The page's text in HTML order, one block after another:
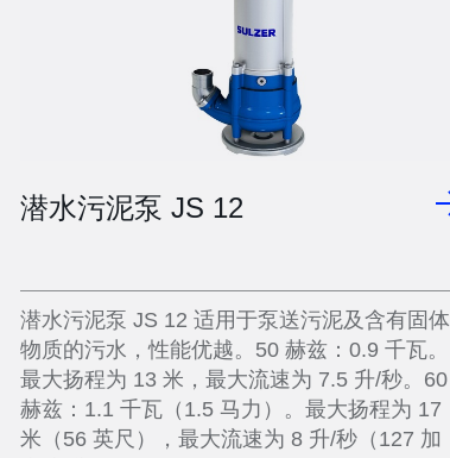
潜水污泥泵 JS 12
潜水污泥泵 JS 12 适用于泵送污泥及含有固体
物质的污水，性能优越。50 赫兹：0.9 千瓦。
最大扬程为 13 米，最大流速为 7.5 升/秒。60
赫兹：1.1 千瓦（1.5 马力）。最大扬程为 17
米（56 英尺），最大流速为 8 升/秒（127 加